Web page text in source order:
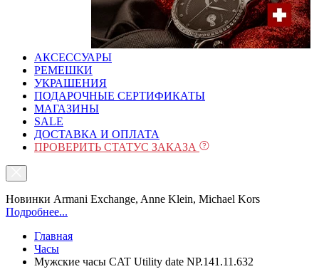
АКСЕССУАРЫ
РЕМЕШКИ
УКРАШЕНИЯ
ПОДАРОЧНЫЕ СЕРТИФИКАТЫ
МАГАЗИНЫ
SALE
ДОСТАВКА И ОПЛАТА
ПРОВЕРИТЬ СТАТУС ЗАКАЗА
Новинки Armani Exchange, Anne Klein, Michael Kors
Подробнее...
Главная
Часы
Мужские часы CAT Utility date NP.141.11.632